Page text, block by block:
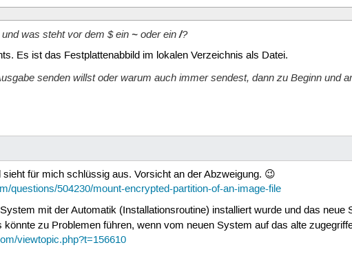
was steht vor dem $ ein~oder ein/?
Es ist das Festplattenabbild im lokalen Verzeichnis als Datei.
senden willst oder warum auch immer sendest, dann zu Beginn und
für mich schlüssig aus. Vorsicht an der Abzweigung. 😉
questions/504230/mount-encrypted-partition-of-an-image-file
mit der Automatik (Installationsroutine) installiert wurde und das
könnte zu Problemen führen, wenn vom neuen System auf das alte
viewtopic.php?t=156610